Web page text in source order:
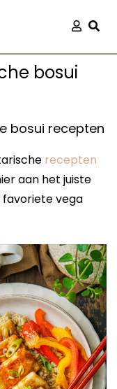
bosui
bosui recepten
recepten
aan het juiste
favoriete vega